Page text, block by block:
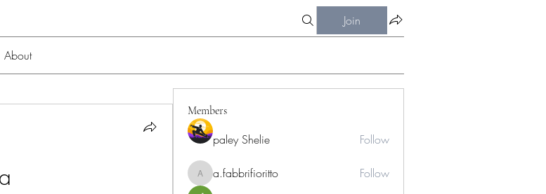
Join
About
Members
paley Shelie Follow
a.fabbrifioritto
a.fabbrifioritto Follow